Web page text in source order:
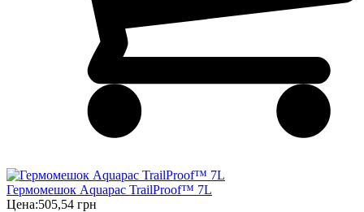
Гермомешок Aquapac TrailProof™ 7L
Цена:505,54 грн